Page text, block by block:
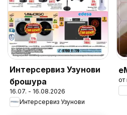
Интерсервиз Узунови
брошура
16.07. - 16.08.2026
Интерсервиз Узунови
от